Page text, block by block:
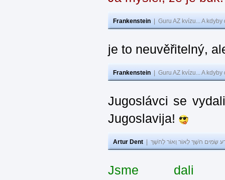
Frankenstein Guru AZ kvízu... A
je to neuvěřitelný,
Frankenstein Guru AZ kvízu... A
Jugoslávci se
Jugoslavija!
Artur Dent שָׂמִים חֹשֶׁךְ לְאוֹר וְאוֹר לְחֹשֶׁךְ
Jsme dali